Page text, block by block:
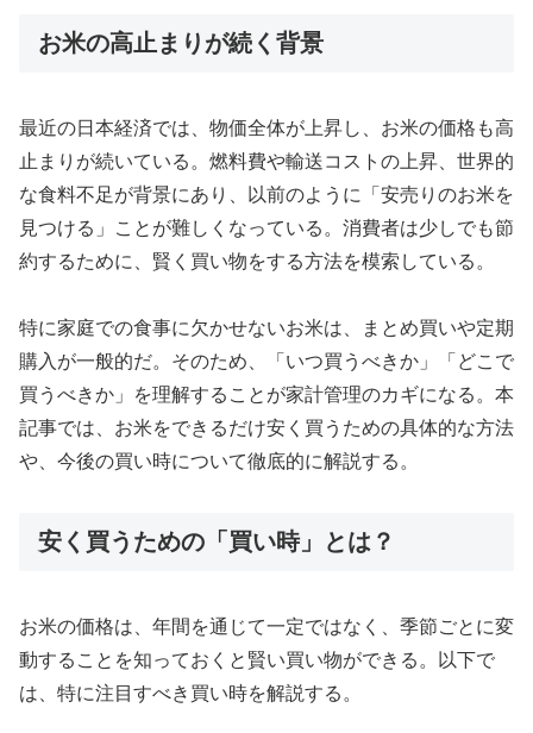
お米の高止まりが続く背景
最近の日本経済では、物価全体が上昇し、お米の価格も高
止まりが続いている。燃料費や輸送コストの上昇、世界的
な食料不足が背景にあり、以前のように「安売りのお米を
見つける」ことが難しくなっている。消費者は少しでも節
約するために、賢く買い物をする方法を模索している。
特に家庭での食事に欠かせないお米は、まとめ買いや定期
購入が一般的だ。そのため、「いつ買うべきか」「どこで
買うべきか」を理解することが家計管理のカギになる。本
記事では、お米をできるだけ安く買うための具体的な方法
や、今後の買い時について徹底的に解説する。
安く買うための「買い時」とは？
お米の価格は、年間を通じて一定ではなく、季節ごとに変
動することを知っておくと賢い買い物ができる。以下で
は、特に注目すべき買い時を解説する。